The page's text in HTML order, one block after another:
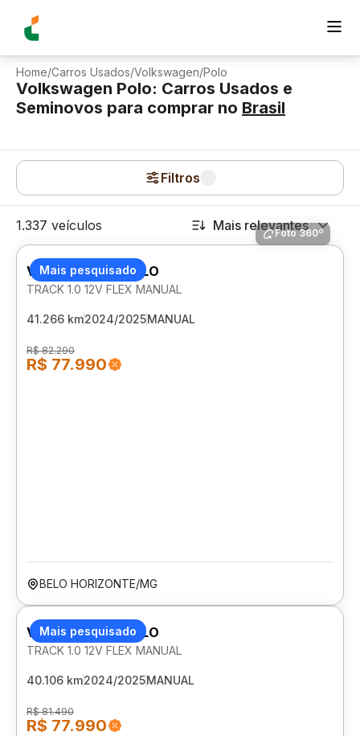
Home/Carros Usados/Volkswagen/Polo
Volkswagen Polo: Carros Usados e
Seminovos para comprar no Brasil
Filtros
1.337 veículos Mais relevantes
Mais pesquisado
Foto 360º
VOLKSWAGEN POLO
TRACK 1.0 12V FLEX MANUAL
41.266 km2024/2025MANUAL
R$ 82.290
R$ 77.990
BELO HORIZONTE/MG
Mais pesquisado
VOLKSWAGEN POLO
TRACK 1.0 12V FLEX MANUAL
40.106 km2024/2025MANUAL
R$ 81.490
R$ 77.990